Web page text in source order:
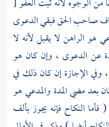
صاحب الحق فبقي الدعوى
هو الراهن لا يقبل لأنه لا
عن الدعوى ، وإن كان هو
وفي الإجازة إن كان ذلك في
بعد مضي المدة والمدعي هو
النكاح فإنه يجوز بألف